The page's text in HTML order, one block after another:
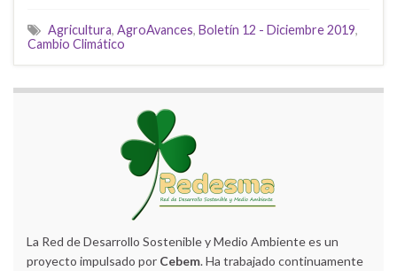
Agricultura, AgroAvances, Boletín 12 - Diciembre 2019,
Cambio Climático
La Red de Desarrollo Sostenible y Medio Ambiente es un
proyecto impulsado por Cebem. Ha trabajado continuamente